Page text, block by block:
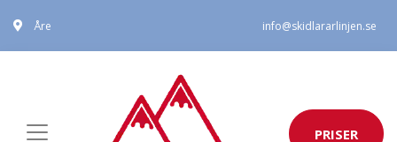
Åre info@skidlararlinjen.se
PRISER